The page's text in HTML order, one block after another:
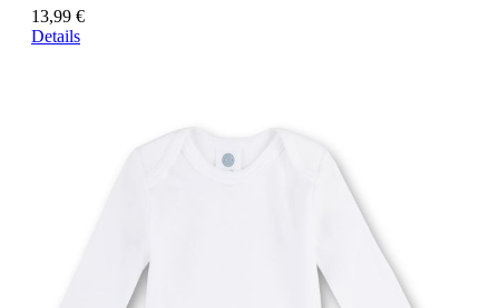
13,99 €
Details